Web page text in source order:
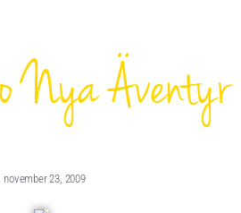
Nya Äventyr
november 23, 2009